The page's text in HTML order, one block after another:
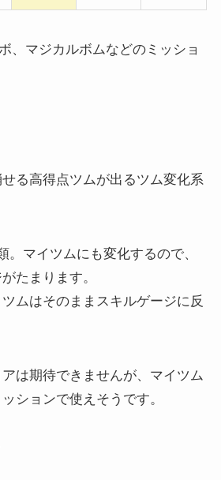
、マジカルボムなどのミッショ
る高得点ツムが出るツム変化系
。マイツムにも変化するので、
たまります。
ムはそのままスキルゲージに反
は期待できませんが、マイツム
ションで使えそうです。